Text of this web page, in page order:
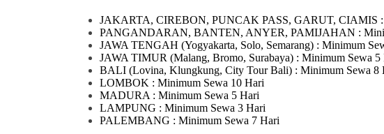
JAKARTA, CIREBON, PUNCAK PASS, GARUT, CIAMIS
PANGANDARAN, BANTEN, ANYER, PAMIJAHAN :
JAWA TENGAH (Yogyakarta, Solo, Semarang) : Minimum
JAWA TIMUR (Malang, Bromo, Surabaya) : Minimum Sewa 5
BALI (Lovina, Klungkung, City Tour Bali) : Minimum Sewa 8
LOMBOK : Minimum Sewa 10 Hari
MADURA : Minimum Sewa 5 Hari
LAMPUNG : Minimum Sewa 3 Hari
PALEMBANG : Minimum Sewa 7 Hari